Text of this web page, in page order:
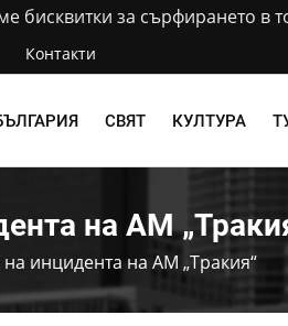
бисквитки за сърфирането в
Контакти
СВЯТ КУЛТУРА
на АМ
на инцидента на АМ „Тракия“